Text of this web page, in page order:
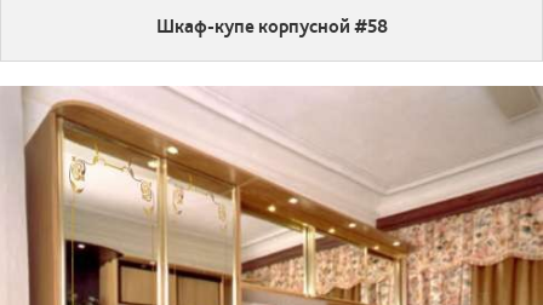
Шкаф-купе корпусной #58